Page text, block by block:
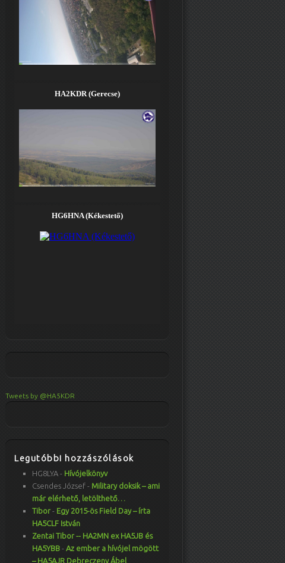
Tweets by @HA5KDR
Legutóbbi hozzászólások
HG8LYA - Hívójelkönyv
Csendes József - Military doksik – ami
már elérhető, letölthető…
Tibor - Egy 2015-ös Field Day – írta
HA5CLF István
Zentai Tibor -- HA2MN ex HA5JB és
HA5YBB - Az ember a hívójel mögött
– HA5AJR Debreczeny Ábel